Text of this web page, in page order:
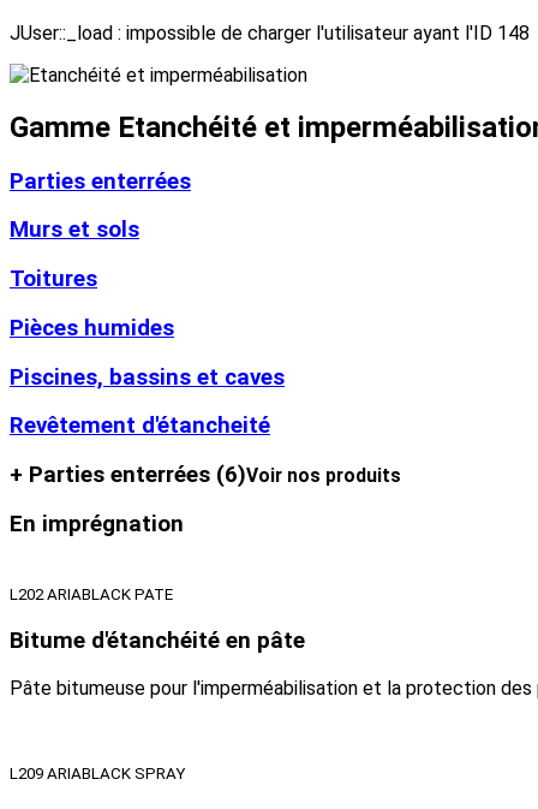
JUser::_load : impossible de charger l'utilisateur ayant l'ID 148
Gamme Etanchéité et
Parties enterrées
Murs et sols
Toitures
Pièces humides
Piscines, bassins et caves
Revêtement d'étancheité
+ Parties enterrées (6)Voir nos produits
En imprégnation
L202 ARIABLACK PATE
Bitume d'étanchéité en pâte
Pâte bitumeuse pour l'imperméabilisation et la protection
L209 ARIABLACK SPRAY